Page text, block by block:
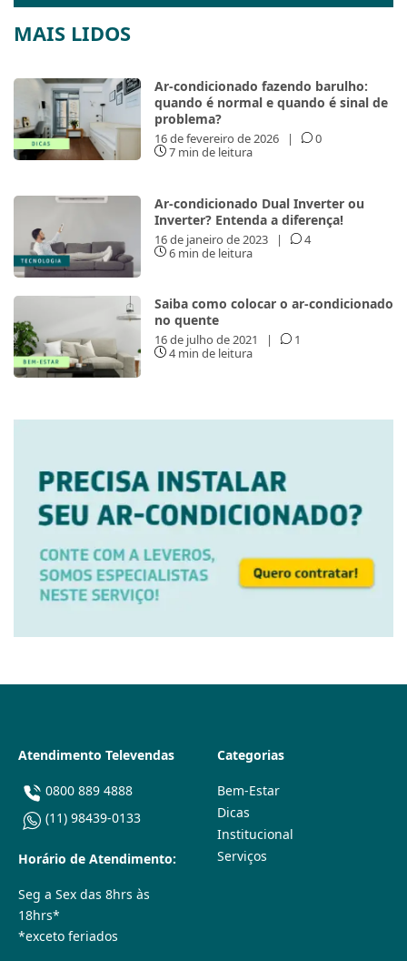
MAIS LIDOS
Ar-condicionado fazendo barulho:
quando é normal e quando é sinal de
problema?
16 de fevereiro de 2026 |
0
7 min de leitura
Ar-condicionado Dual Inverter ou
Inverter? Entenda a diferença!
16 de janeiro de 2023 |
4
6 min de leitura
Saiba como colocar o ar-condicionado
no quente
16 de julho de 2021 |
1
4 min de leitura
Atendimento Televendas
0800 889 4888
(11) 98439-0133
Horário de Atendimento:
Seg a Sex das 8hrs às
18hrs*
*exceto feriados
Categorias
Bem-Estar
Dicas
Institucional
Serviços